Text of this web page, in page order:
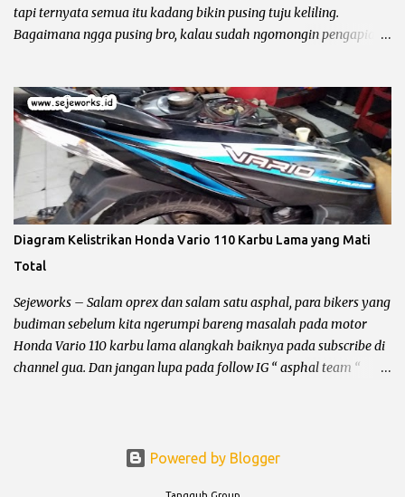
tapi ternyata semua itu kadang bikin pusing tuju keliling.
Bagaimana ngga pusing bro, kalau sudah ngomongin pengapian
lebih jauh harus diingat hal yang lagi dibahas itu masalah
pengapian bukan penerangan, karena kadang ada bro yang
bingung jadi gua perjelas dan pertajam setajam silet baru beli.
Pengapian berhubungan dengan CDI dan busi sementara
penerangan berhubungan dengan kiprok dan lampu depan. Jalur
CDI Honda Megapro Primus atau Suzuki Shogun 110 Pengapian
Sepeda Motor Dibagi Menjadi 3 Yaitu : Pengapian AC (Alternative
Current) Pengapian AC alias CDI bolak – balik adalah pengapian
yang bersumber pada spul sebagai pemicu letikan api pada busi,
sehingga terjadi proses pembakaran bahan bakar di ruang bakar.
Kelebihan dari jenis CDI AC ...
Diagram Kelistrikan Honda Vario 110 Karbu Lama yang Mati
Total
Sejeworks – Salam oprex dan salam satu asphal, para bikers yang
budiman sebelum kita ngerumpi bareng masalah pada motor
Honda Vario 110 karbu lama alangkah baiknya pada subscribe di
channel gua. Dan jangan lupa pada follow IG “ asphal team “
pembukaannya yang absurd dan ngga jelas itu. Honda Vario 110
Powered by Blogger